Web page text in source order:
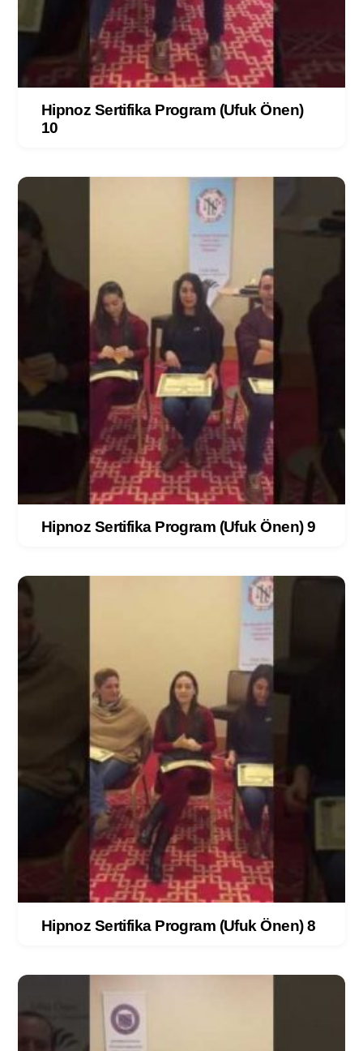
Hipnoz Sertifika Program (Ufuk Önen)
10
Hipnoz Sertifika Program (Ufuk Önen) 9
Hipnoz Sertifika Program (Ufuk Önen) 8